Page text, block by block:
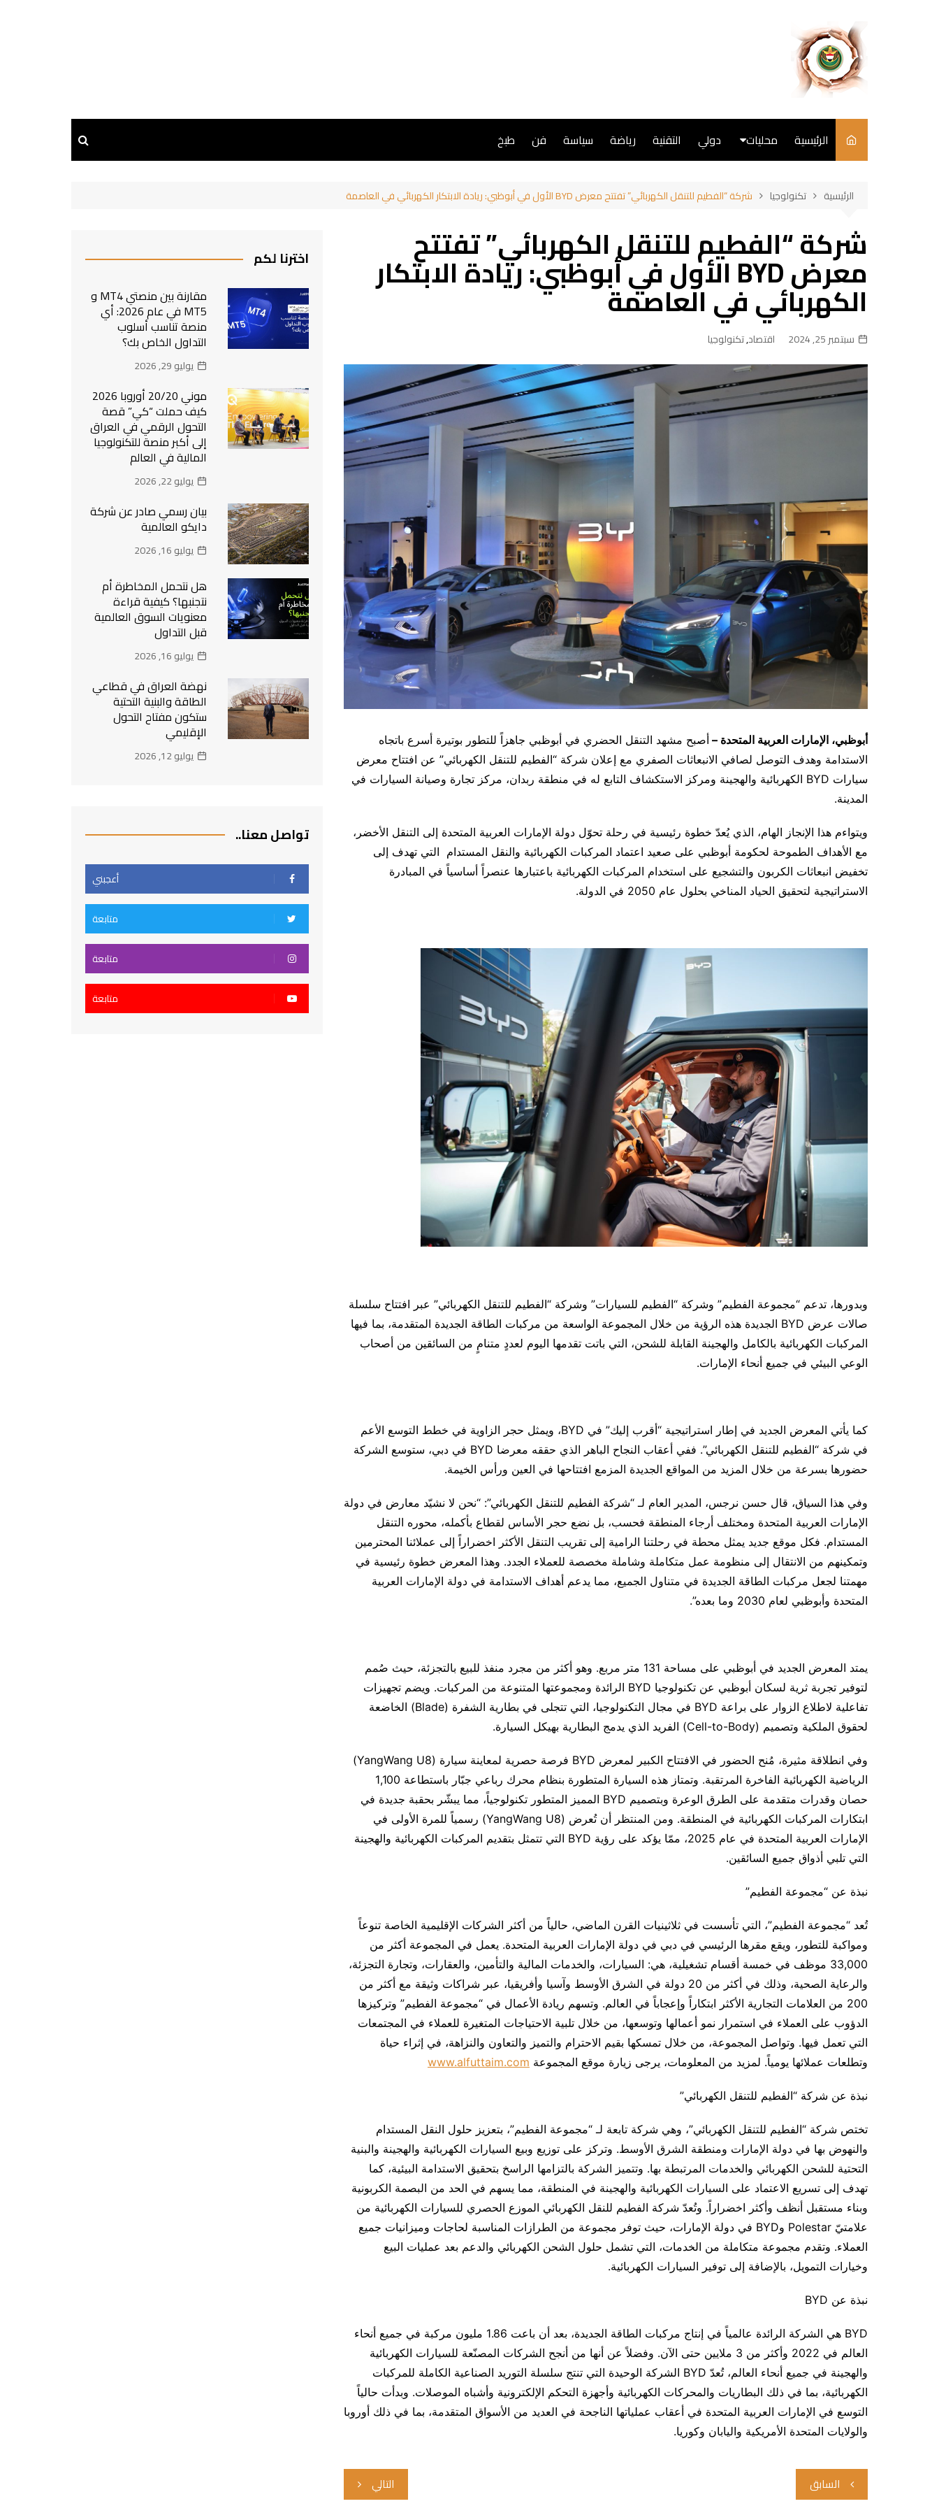
الرئيسية محليات
طبخ
دولي التقنية رياضة سياسة فن طبخ
الرئيسية تكنولوجيا شركة “الفطيم للتنقل الكهربائي” تفتتح معرض BYD الأول في أبوظبي: ريادة الابتكار الكهربائي في العاصمة
شركة “الفطيم للتنقل الكهربائي” تفتتح
معرض BYD الأول في أبوظبي: ريادة الابتكار
الكهربائي في العاصمة
سبتمبر 25, 2024 اقتصاد,تكنولوجيا
أبوظبي، الإمارات العربية المتحدة – أصبح مشهد التنقل الحضري في أبوظبي جاهزاً للتطور بوتيرة أسرع باتجاه
الاستدامة وهدف التوصل لصافي الانبعاثات الصفري مع إعلان شركة “الفطيم للتنقل الكهربائي” عن افتتاح معرض
سيارات BYD الكهربائية والهجينة ومركز الاستكشاف التابع له في منطقة ربدان، مركز تجارة وصيانة السيارات في
المدينة.
ويتواءم هذا الإنجاز الهام، الذي يُعدّ خطوة رئيسية في رحلة تحوّل دولة الإمارات العربية المتحدة إلى التنقل الأخضر،
مع الأهداف الطموحة لحكومة أبوظبي على صعيد اعتماد المركبات الكهربائية والنقل المستدام التي تهدف إلى
تخفيض انبعاثات الكربون والتشجيع على استخدام المركبات الكهربائية باعتبارها عنصراً أساسياً في المبادرة
الاستراتيجية لتحقيق الحياد المناخي بحلول عام 2050 في الدولة.
وبدورها، تدعم “مجموعة الفطيم” وشركة “الفطيم للسيارات” وشركة “الفطيم للتنقل الكهربائي” عبر افتتاح سلسلة
صالات عرض BYD الجديدة هذه الرؤية من خلال المجموعة الواسعة من مركبات الطاقة الجديدة المتقدمة، بما فيها
المركبات الكهربائية بالكامل والهجينة القابلة للشحن، التي باتت تقدمها اليوم لعددٍ متنامٍ من السائقين من أصحاب
الوعي البيئي في جميع أنحاء الإمارات.
كما يأتي المعرض الجديد في إطار استراتيجية “أقرب إليك” في BYD، ويمثل حجر الزاوية في خطط التوسع الأعم
في شركة “الفطيم للتنقل الكهربائي”. ففي أعقاب النجاح الباهر الذي حققه معرضا BYD في دبي، ستوسع الشركة
حضورها بسرعة من خلال المزيد من المواقع الجديدة المزمع افتتاحها في العين ورأس الخيمة.
وفي هذا السياق، قال حسن نرجس، المدير العام لـ “شركة الفطيم للتنقل الكهربائي”: “نحن لا نشيّد معارض في دولة
الإمارات العربية المتحدة ومختلف أرجاء المنطقة فحسب، بل نضع حجر الأساس لقطاع بأكمله، محوره التنقل
المستدام. فكل موقع جديد يمثل محطة في رحلتنا الرامية إلى تقريب التنقل الأكثر اخضراراً إلى عملائنا المحترمين
وتمكينهم من الانتقال إلى منظومة عمل متكاملة وشاملة مخصصة للعملاء الجدد. وهذا المعرض خطوة رئيسية في
مهمتنا لجعل مركبات الطاقة الجديدة في متناول الجميع، مما يدعم أهداف الاستدامة في دولة الإمارات العربية
المتحدة وأبوظبي لعام 2030 وما بعده”.
يمتد المعرض الجديد في أبوظبي على مساحة 131 متر مربع. وهو أكثر من مجرد منفذ للبيع بالتجزئة، حيث صُمم
لتوفير تجربة ثرية لسكان أبوظبي عن تكنولوجيا BYD الرائدة ومجموعتها المتنوعة من المركبات. ويضم تجهيزات
تفاعلية لاطلاع الزوار على براعة BYD في مجال التكنولوجيا، التي تتجلى في بطارية الشفرة (Blade) الخاضعة
لحقوق الملكية وتصميم (Cell-to-Body) الفريد الذي يدمج البطارية بهيكل السيارة.
وفي انطلاقة مثيرة، مُنح الحضور في الافتتاح الكبير لمعرض BYD فرصة حصرية لمعاينة سيارة (YangWang U8)
الرياضية الكهربائية الفاخرة المرتقبة. وتمتاز هذه السيارة المتطورة بنظام محرك رباعي جبّار باستطاعة 1,100
حصان وقدرات متقدمة على الطرق الوعرة وبتصميم BYD المميز المتطور تكنولوجياً، مما يبشّر بحقبة جديدة في
ابتكارات المركبات الكهربائية في المنطقة. ومن المنتظر أن تُعرض (YangWang U8) رسمياً للمرة الأولى في
الإمارات العربية المتحدة في عام 2025، ممّا يؤكد على رؤية BYD التي تتمثل بتقديم المركبات الكهربائية والهجينة
التي تلبي أذواق جميع السائقين.
نبذة عن “مجموعة الفطيم”
تُعد “مجموعة الفطيم”، التي تأسست في ثلاثينيات القرن الماضي، حالياً من أكثر الشركات الإقليمية الخاصة تنوعاً
ومواكبة للتطور، ويقع مقرها الرئيسي في دبي في دولة الإمارات العربية المتحدة. يعمل في المجموعة أكثر من
33,000 موظف في خمسة أقسام تشغيلية، هي: السيارات، والخدمات المالية والتأمين، والعقارات، وتجارة التجزئة،
والرعاية الصحية، وذلك في أكثر من 20 دولة في الشرق الأوسط وآسيا وأفريقيا، عبر شراكات وثيقة مع أكثر من
200 من العلامات التجارية الأكثر ابتكاراً وإعجاباً في العالم. وتسهم ريادة الأعمال في “مجموعة الفطيم” وتركيزها
الدؤوب على العملاء في استمرار نمو أعمالها وتوسعها، من خلال تلبية الاحتياجات المتغيرة للعملاء في المجتمعات
التي تعمل فيها. وتواصل المجموعة، من خلال تمسكها بقيم الاحترام والتميز والتعاون والنزاهة، في إثراء حياة
وتطلعات عملائها يومياً. لمزيد من المعلومات، يرجى زيارة موقع المجموعة www.alfuttaim.com
نبذة عن شركة “الفطيم للتنقل الكهربائي”
تختص شركة “الفطيم للتنقل الكهربائي”، وهي شركة تابعة لـ “مجموعة الفطيم”، بتعزيز حلول النقل المستدام
والنهوض بها في دولة الإمارات ومنطقة الشرق الأوسط. وتركز على توزيع وبيع السيارات الكهربائية والهجينة والبنية
التحتية للشحن الكهربائي والخدمات المرتبطة بها. وتتميز الشركة بالتزامها الراسخ بتحقيق الاستدامة البيئية، كما
تهدف إلى تسريع الاعتماد على السيارات الكهربائية والهجينة في المنطقة، مما يسهم في الحد من البصمة الكربونية
وبناء مستقبل أنظف وأكثر اخضراراً. وتُعدّ شركة الفطيم للنقل الكهربائي الموزع الحصري للسيارات الكهربائية من
علامتيّ Polestar وBYD في دولة الإمارات، حيث توفر مجموعة من الطرازات المناسبة لحاجات وميزانيات جميع
العملاء. وتقدم مجموعة متكاملة من الخدمات، التي تشمل حلول الشحن الكهربائي والدعم بعد عمليات البيع
وخيارات التمويل، بالإضافة إلى توفير السيارات الكهربائية.
نبذة عن BYD
BYD هي الشركة الرائدة عالمياً في إنتاج مركبات الطاقة الجديدة، بعد أن باعت 1.86 مليون مركبة في جميع أنحاء
العالم في 2022 وأكثر من 3 ملايين حتى الآن. وفضلاً عن أنها من أنجح الشركات المصنّعة للسيارات الكهربائية
والهجينة في جميع أنحاء العالم، تُعدّ BYD الشركة الوحيدة التي تنتج سلسلة التوريد الصناعية الكاملة للمركبات
الكهربائية، بما في ذلك البطاريات والمحركات الكهربائية وأجهزة التحكم الإلكترونية وأشباه الموصلات. وبدأت حالياً
التوسع في الإمارات العربية المتحدة في أعقاب عملياتها الناجحة في العديد من الأسواق المتقدمة، بما في ذلك أوروبا
والولايات المتحدة الأمريكية واليابان وكوريا.
تصفّح
السابق التالي
اخترنا لكم
مقارنة بين منصتي MT4 و
MT5 في عام 2026: أي
منصة تناسب أسلوب
التداول الخاص بك؟
يوليو 29, 2026
موني 20/20 أوروبا 2026
كيف حملت “كي” قصة
التحول الرقمي في العراق
إلى أكبر منصة للتكنولوجيا
المالية في العالم
يوليو 22, 2026
بيان رسمي صادر عن شركة
دايكو العالمية
يوليو 16, 2026
هل نتحمل المخاطرة أم
نتجنبها؟ كيفية قراءة
معنويات السوق العالمية
قبل التداول
يوليو 16, 2026
نهضة العراق في قطاعي
الطاقة والبنية التحتية
ستكون مفتاح التحول
الإقليمي
يوليو 12, 2026
تواصل معنا..
أعجبني
متابعة
متابعة
متابعة